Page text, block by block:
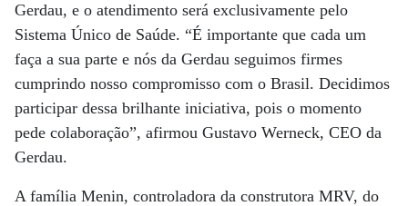
Gerdau, e o atendimento será exclusivamente pelo
Sistema Único de Saúde. “É importante que cada um
faça a sua parte e nós da Gerdau seguimos firmes
cumprindo nosso compromisso com o Brasil. Decidimos
participar dessa brilhante iniciativa, pois o momento
pede colaboração”, afirmou Gustavo Werneck, CEO da
Gerdau.
A família Menin, controladora da construtora MRV, do